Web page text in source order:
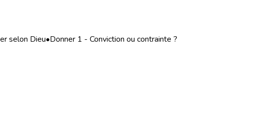
selon Dieu•Donner 1 - Conviction ou contrainte ?